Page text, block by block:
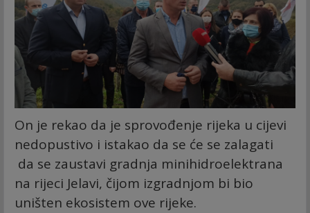
On je rekao da je sprovođenje rijeka u cijevi
nedopustivo i istakao da se će se zalagati
da se zaustavi gradnja minihidroelektrana
na rijeci Jelavi, čijom izgradnjom bi bio
uništen ekosistem ove rijeke.